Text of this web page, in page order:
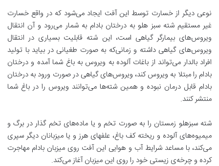
نوعی دیگر از خسارت توسط این آفت ایجاد می‌شود که در واقع خسارت
غیر مستقیم شته سبز هلو به درختان بادام به شمار می‌رود و آن انتقال
ویروس‌های بیمارگر گیاهی است، این شته قابلیت بسیاری در انتقال
ویروس‌های گیاهی داشته و زمانی‌که به صورت طغیانی در بیاید با تولید
افراد بالدار می‌تواند از باغات آلوده به ویروس به باغ شما آمده و درختان
بادام را مبتلا به ویروس کند، ویروس‌های گیاهی در صورت ورود به درختان
بادام قابل درمان نبوده و همین شته‌ها می‌توانند ویروس را در باغ شما
منتشر کنند.
شته سبزهلو زمستان را به صورت تخم و یا ماده‌های تخم گذار در برگ و
میمیوه‌های آلوده و ریخته کف باغ، علفهای هرز و یا میزبانان دیگر سپری
می‌کند، با مساعد شرایط آب و هوایی این آفت روی میزبان بادام مهاجرت
کرده و چرخه‌ی زیستی خود را روی این میزبان آغاز می‌کند.